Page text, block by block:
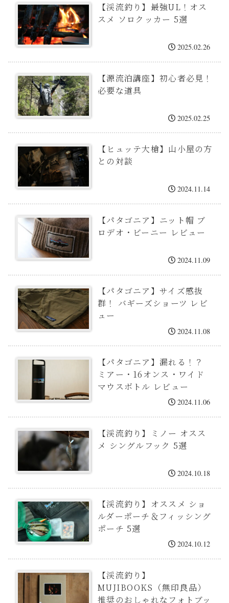
【渓流釣り】最強UL！オス
スメ ソロクッカー 5選
2025.02.26
【源流泊講座】初心者必見！
必要な道具
2025.02.25
【ヒュッテ大槍】山小屋の方
との対談
2024.11.14
【パタゴニア】ニット帽 ブ
ロデオ・ビーニー レビュー
2024.11.09
【パタゴニア】サイズ感抜
群！ バギーズショーツ レビ
ュー
2024.11.08
【パタゴニア】漏れる！？
ミアー・16オンス・ワイド
マウスボトル レビュー
2024.11.06
【渓流釣り】ミノー オスス
メ シングルフック 5選
2024.10.18
【渓流釣り】オススメ ショ
ルダーポーチ＆フィッシング
ポーチ 5選
2024.10.12
【渓流釣り】
MUJIBOOKS（無印良品）
推奨のおしゃれなフォトブッ